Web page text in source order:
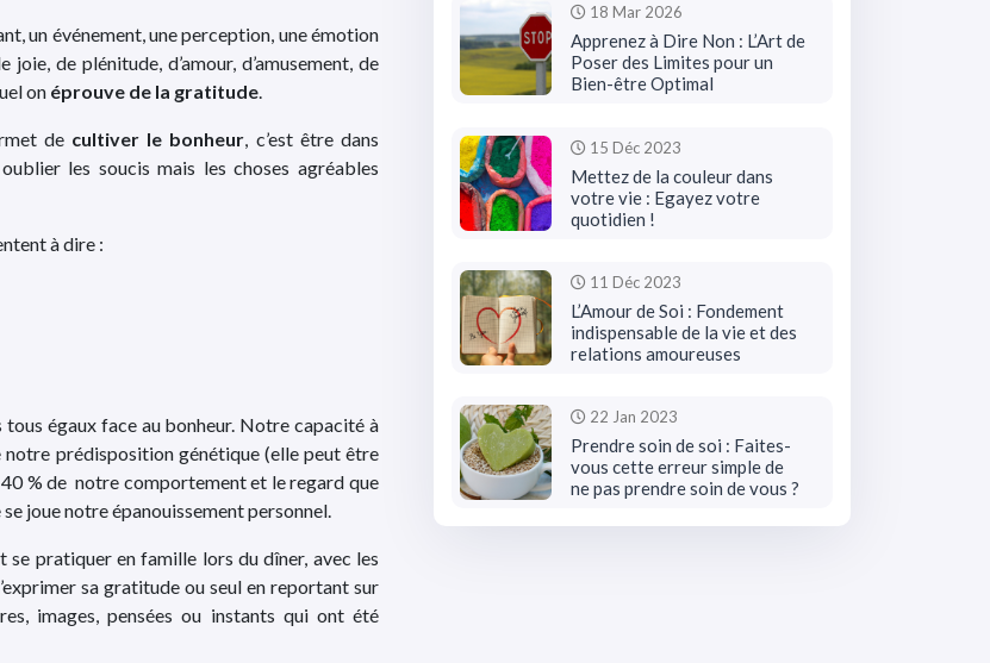
un événement, une perception, une émotion
de plénitude, d’amour, d’amusement, de
on éprouve de la gratitude.
de cultiver le bonheur, c’est être dans
les soucis mais les choses agréables
à dire :
égaux face au bonheur. Notre capacité à
prédisposition génétique (elle peut être
% de notre comportement et le regard que
joue notre épanouissement personnel.
se pratiquer en famille lors du dîner, avec les
sa gratitude ou seul en reportant sur
images, pensées ou instants qui ont été
18 Mar 2026
Apprenez à Dire Non : L’Art de
Poser des Limites pour un
Bien-être Optimal
15 Déc 2023
Mettez de la couleur dans
votre vie : Egayez votre
quotidien !
11 Déc 2023
L’Amour de Soi : Fondement
indispensable de la vie et des
relations amoureuses
22 Jan 2023
Prendre soin de soi : Faites-
vous cette erreur simple de
ne pas prendre soin de vous ?